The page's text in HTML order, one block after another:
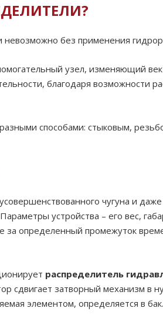
невозможно без применения
узел, изменяющий
благодаря возможности
способами: стыковым,
чугуна и
устройства – его вес,
за определенный промежуток
распределитель
сдвигает затворный механизм
элементом, определяется в